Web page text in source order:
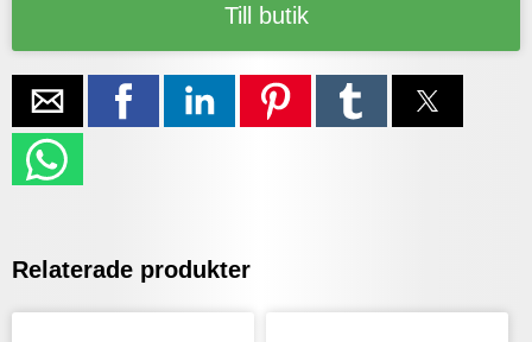
Till butik
Relaterade produkter